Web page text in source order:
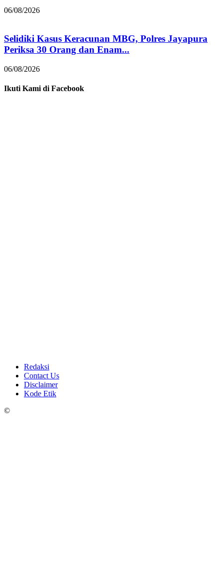
06/08/2026
Selidiki Kasus Keracunan MBG, Polres Jayapura
Periksa 30 Orang dan Enam...
06/08/2026
Ikuti Kami di Facebook
Redaksi
Contact Us
Disclaimer
Kode Etik
©